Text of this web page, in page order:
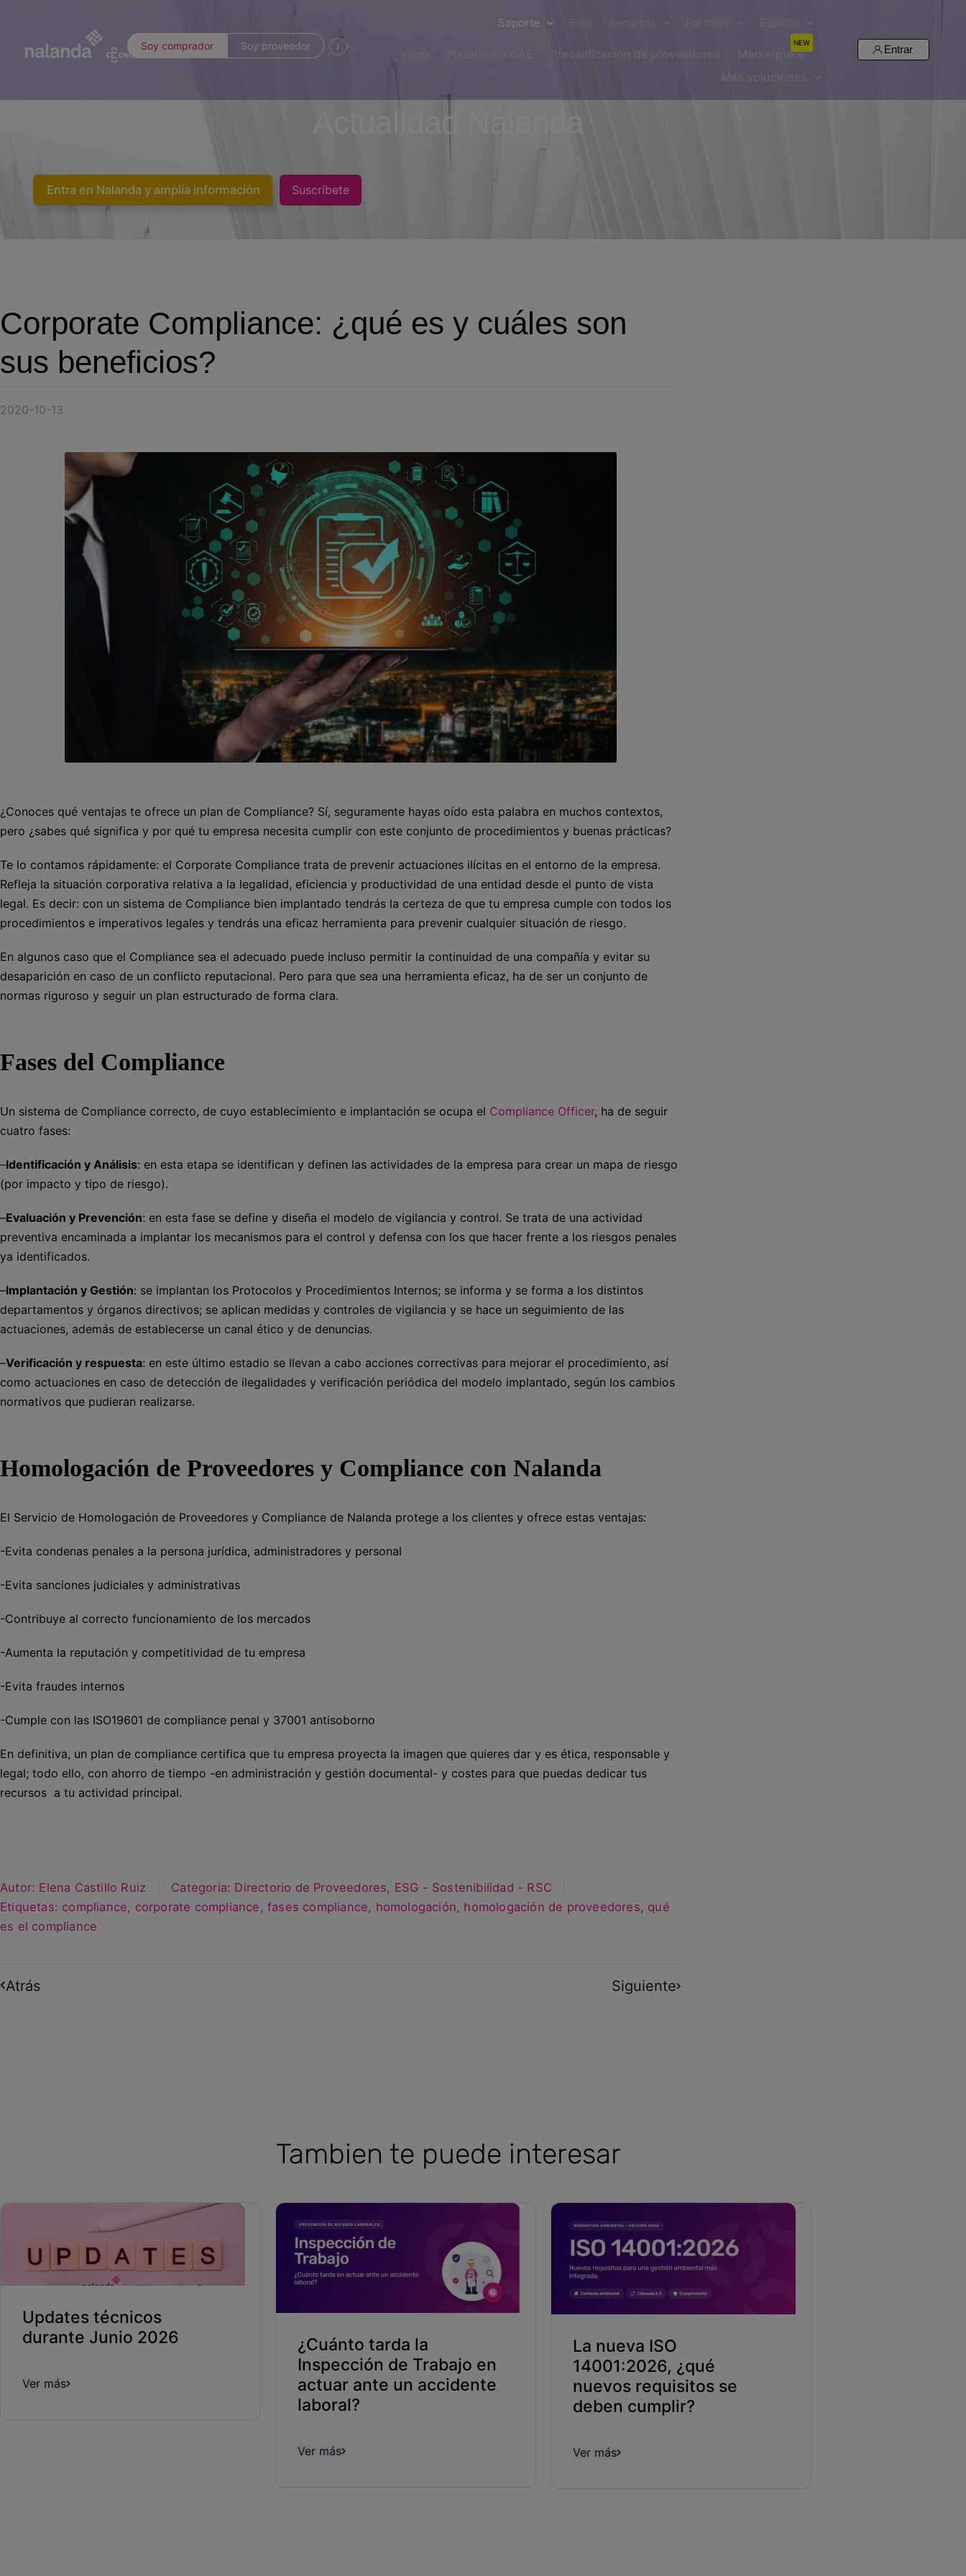
Soy comprador Soy proveedor
Soporte
Precalificación de proveedores Marketplace
NEW
Entrar
Actualidad Nalanda
Entra en Nalanda y amplía información Suscríbete
Corporate Compliance: ¿qué es y cuáles son
sus beneficios?
2020-10-13
¿Conoces qué ventajas te ofrece un plan de Compliance? Sí, seguramente hayas oído esta palabra en muchos contextos,
pero ¿sabes qué significa y por qué tu empresa necesita cumplir con este conjunto de procedimientos y buenas prácticas?
Te lo contamos rápidamente: el Corporate Compliance trata de prevenir actuaciones ilícitas en el entorno de la empresa.
Refleja la situación corporativa relativa a la legalidad, eficiencia y productividad de una entidad desde el punto de vista
legal. Es decir: con un sistema de Compliance bien implantado tendrás la certeza de que tu empresa cumple con todos los
procedimientos e imperativos legales y tendrás una eficaz herramienta para prevenir cualquier situación de riesgo.
En algunos caso que el Compliance sea el adecuado puede incluso permitir la continuidad de una compañía y evitar su
desaparición en caso de un conflicto reputacional. Pero para que sea una herramienta eficaz, ha de ser un conjunto de
normas riguroso y seguir un plan estructurado de forma clara.
Fases del Compliance
Un sistema de Compliance correcto, de cuyo establecimiento e implantación se ocupa el Compliance Officer, ha de seguir
cuatro fases:
–Identificación y Análisis: en esta etapa se identifican y definen las actividades de la empresa para crear un mapa de riesgo
(por impacto y tipo de riesgo).
–Evaluación y Prevención: en esta fase se define y diseña el modelo de vigilancia y control. Se trata de una actividad
preventiva encaminada a implantar los mecanismos para el control y defensa con los que hacer frente a los riesgos penales
ya identificados.
–Implantación y Gestión: se implantan los Protocolos y Procedimientos Internos; se informa y se forma a los distintos
departamentos y órganos directivos; se aplican medidas y controles de vigilancia y se hace un seguimiento de las
actuaciones, además de establecerse un canal ético y de denuncias.
–Verificación y respuesta: en este último estadio se llevan a cabo acciones correctivas para mejorar el procedimiento, así
como actuaciones en caso de detección de ilegalidades y verificación periódica del modelo implantado, según los cambios
normativos que pudieran realizarse.
Homologación de Proveedores y Compliance con Nalanda
El Servicio de Homologación de Proveedores y Compliance de Nalanda protege a los clientes y ofrece estas ventajas:
-Evita condenas penales a la persona jurídica, administradores y personal
-Evita sanciones judiciales y administrativas
-Contribuye al correcto funcionamiento de los mercados
-Aumenta la reputación y competitividad de tu empresa
-Evita fraudes internos
-Cumple con las ISO19601 de compliance penal y 37001 antisoborno
En definitiva, un plan de compliance certifica que tu empresa proyecta la imagen que quieres dar y es ética, responsable y
legal; todo ello, con ahorro de tiempo -en administración y gestión documental- y costes para que puedas dedicar tus
recursos a tu actividad principal.
Autor: Elena Castillo Ruiz Categoria: Directorio de Proveedores, ESG - Sostenibilidad - RSC
Etiquetas: compliance, corporate compliance,fases compliance, homologación, homologación de proveedores, qué
es el compliance
Atrás Siguiente
Tambien te puede interesar
Updates técnicos
durante Junio 2026
Ver más
¿Cuánto tarda la
Inspección de Trabajo en
actuar ante un accidente
laboral?
Ver más
La nueva ISO
14001:2026, ¿qué
nuevos requisitos se
deben cumplir?
Ver más